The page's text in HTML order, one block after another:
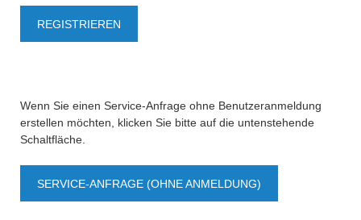
REGISTRIEREN
Wenn Sie einen Service-Anfrage ohne Benutzeranmeldung
erstellen möchten, klicken Sie bitte auf die untenstehende
Schaltfläche.
SERVICE-ANFRAGE (OHNE ANMELDUNG)